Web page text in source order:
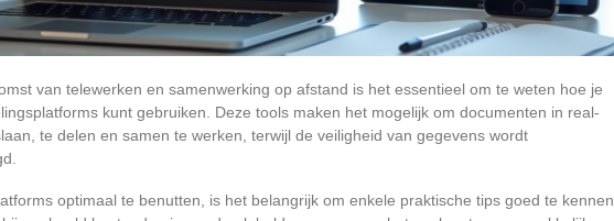
van telewerken en samenwerking op afstand is het essentieel om te weten hoe je
kunt gebruiken. Deze tools maken het mogelijk om documenten in real-
te delen en samen te werken, terwijl de veiligheid van gegevens wordt
optimaal te benutten, is het belangrijk om enkele praktische tips goed te kennen.